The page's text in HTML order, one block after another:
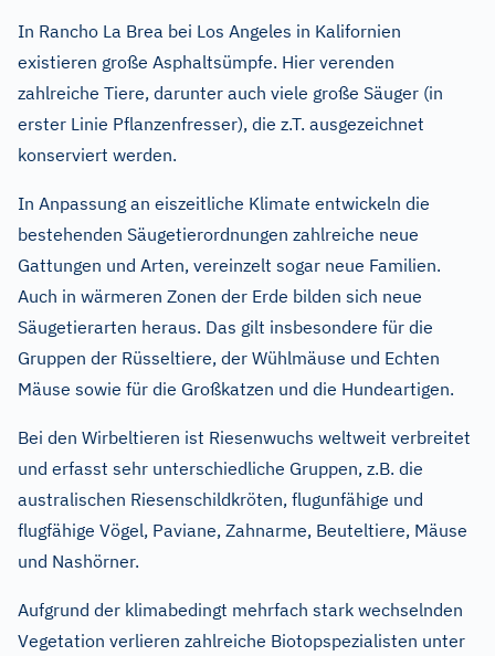
In Rancho La Brea bei Los Angeles in Kalifornien
existieren große Asphaltsümpfe. Hier verenden
zahlreiche Tiere, darunter auch viele große Säuger (in
erster Linie Pflanzenfresser), die z.T. ausgezeichnet
konserviert werden.
In Anpassung an eiszeitliche Klimate entwickeln die
bestehenden Säugetierordnungen zahlreiche neue
Gattungen und Arten, vereinzelt sogar neue Familien.
Auch in wärmeren Zonen der Erde bilden sich neue
Säugetierarten heraus. Das gilt insbesondere für die
Gruppen der Rüsseltiere, der Wühlmäuse und Echten
Mäuse sowie für die Großkatzen und die Hundeartigen.
Bei den Wirbeltieren ist Riesenwuchs weltweit verbreitet
und erfasst sehr unterschiedliche Gruppen, z.B. die
australischen Riesenschildkröten, flugunfähige und
flugfähige Vögel, Paviane, Zahnarme, Beuteltiere, Mäuse
und Nashörner.
Aufgrund der klimabedingt mehrfach stark wechselnden
Vegetation verlieren zahlreiche Biotopspezialisten unter